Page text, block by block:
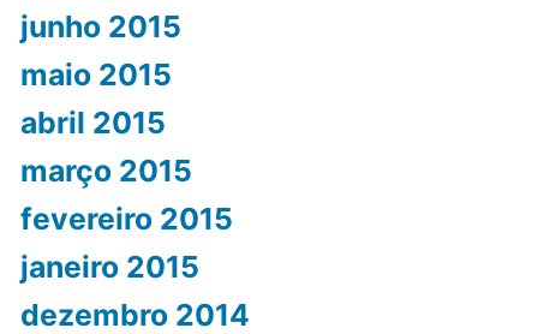
junho 2015
maio 2015
abril 2015
março 2015
fevereiro 2015
janeiro 2015
dezembro 2014